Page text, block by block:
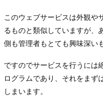
このウェブサービスは外観や
るものと類似していますが、
側も管理者もとても興味深い
ですのでサービスを行うには
ログラムであり、それをまず
しまいます。